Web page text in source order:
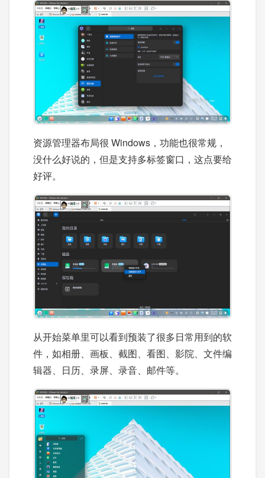
资源管理器布局很 Windows，功能也很常规，
没什么好说的，但是支持多标签窗口，这点要给
好评。
从开始菜单里可以看到预装了很多日常用到的软
件，如相册、画板、截图、看图、影院、文件编
辑器、日历、录屏、录音、邮件等。